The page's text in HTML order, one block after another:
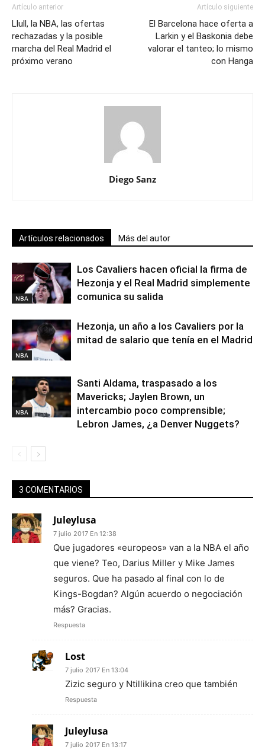
Artículo anterior
Llull, la NBA, las ofertas
rechazadas y la posible
marcha del Real Madrid el
próximo verano
Artículo siguiente
El Barcelona hace oferta a
Larkin y el Baskonia debe
valorar el tanteo; lo mismo
con Hanga
Diego Sanz
Artículos relacionados Más del autor
NBA
Los Cavaliers hacen oficial la firma de
Hezonja y el Real Madrid simplemente
comunica su salida
NBA
Hezonja, un año a los Cavaliers por la
mitad de salario que tenía en el Madrid
NBA
Santi Aldama, traspasado a los
Mavericks; Jaylen Brown, un
intercambio poco comprensible;
Lebron James, ¿a Denver Nuggets?
3 COMENTARIOS
Juleylusa
7 julio 2017 En 12:38
Que jugadores «europeos» van a la NBA el año
que viene? Teo, Darius Miller y Mike James
seguros. Que ha pasado al final con lo de
Kings-Bogdan? Algún acuerdo o negociación
más? Gracias.
Respuesta
Lost
7 julio 2017 En 13:04
Zizic seguro y Ntillikina creo que también
Respuesta
Juleylusa
7 julio 2017 En 13:17